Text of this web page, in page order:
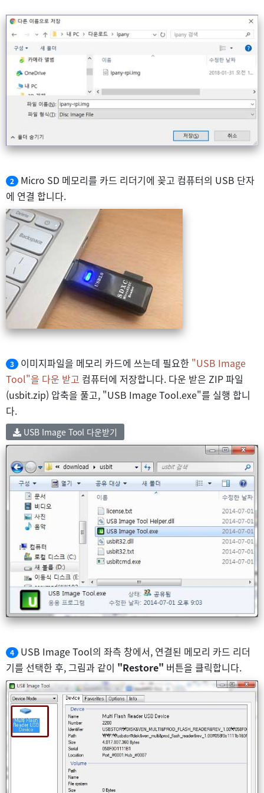
2
Micro SD 메모리를 카드 리더기에 꽂고 컴퓨터의 USB 단자
에 연결 합니다.
3 이미지파일을 메모리 카드에 쓰는데 필요한 "USB Image
Tool"을 다운 받고 컴퓨터에 저장합니다. 다운 받은 ZIP 파일
(usbit.zip) 압축을 풀고, "USB Image Tool.exe"를 실행 합니
다.
USB Image Tool 다운받기
4
USB Image Tool의 좌측 창에서, 연결된 메모리 카드 리더
기를 선택한 후, 그림과 같이 "Restore" 버튼을 클릭합니다.